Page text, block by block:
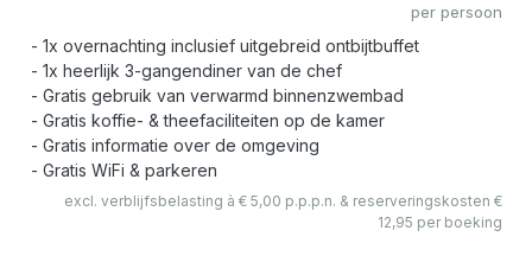
per persoon
1x overnachting inclusief uitgebreid ontbijtbuffet
1x heerlijk 3-gangendiner van de chef
Gratis gebruik van verwarmd binnenzwembad
Gratis koffie- & theefaciliteiten op de kamer
Gratis informatie over de omgeving
Gratis WiFi & parkeren
excl. verblijfsbelasting à € 5,00 p.p.p.n. & reserveringskosten €
12,95 per boeking